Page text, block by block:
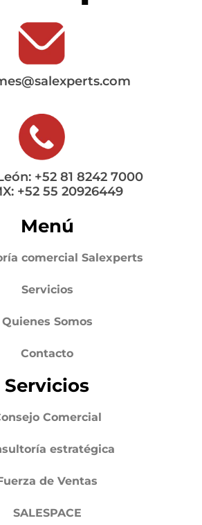
+52 81 8242 7000
+52 55 20926449
Menú
comercial Salexperts
Servicios
Quienes Somos
Contacto
Servicios
Comercial
estratégica
de Ventas
SALESPACE